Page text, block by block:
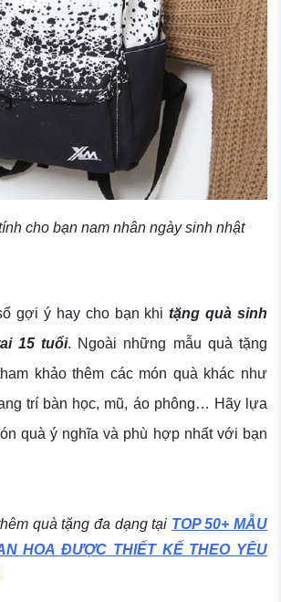
cho bạn nam nhân ngày sinh nhật
gợi ý hay cho bạn khitặng quà sinh
15 tuổi. Ngoài những mẫu quà tặng
khảo thêm các món quà khác như
trí bàn học, mũ, áo phông… Hãy lựa
quà ý nghĩa và phù hợp nhất với bạn
quà tặng đa dạng tại TOP 50+ MẪU
HOA ĐƯỢC THIẾT KẾ THEO YÊU